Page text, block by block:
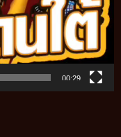
00:29